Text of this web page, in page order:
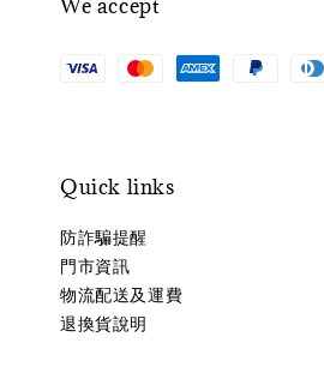
We accept
Quick links
防詐騙提醒
門市資訊
物流配送及運費
退換貨說明